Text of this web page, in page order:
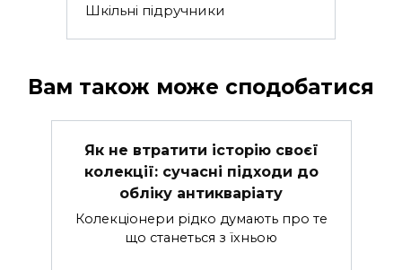
Шкільні підручники
Вам також може сподобатися
Як не втратити історію своєї
колекції: сучасні підходи до
обліку антикваріату
Колекціонери рідко думають про те
що станеться з їхньою